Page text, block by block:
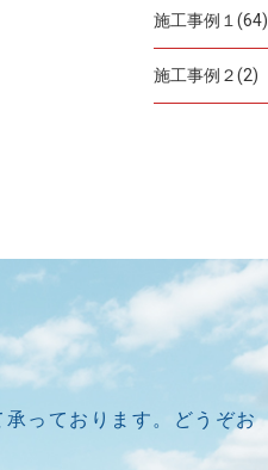
施工事例１(64)
施工事例２(2)
っております。どうぞお